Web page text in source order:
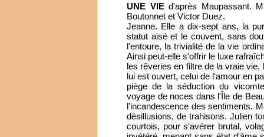
UNE VIEd'après Maupassant.
Boutonnet et Victor Duez.
Jeanne. Elle a dix-sept ans, la
statut aisé et le couvent, sans
l'entoure, la trivialité de la vie
Ainsi peut-elle s'offrir le luxe
les rêveries en filtre de la vraie
lui est ouvert, celui de l'amour en
piège de la séduction du
voyage de noces dans l'Île de
l'incandescence des sentiments.
désillusions, de trahisons. Julien
courtois, pour s'avérer brutal,